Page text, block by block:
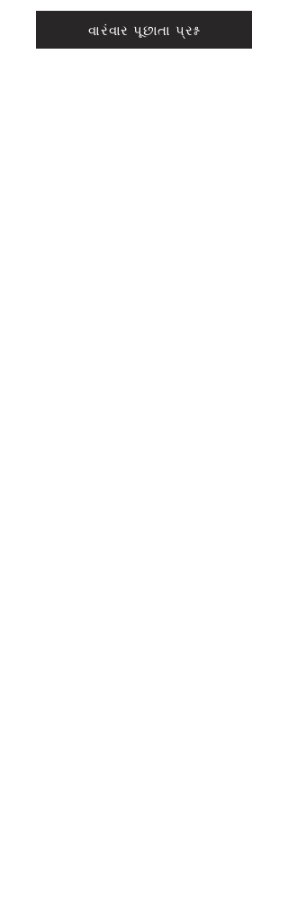
વારંવાર પૂછાતા પ્રશ્ન